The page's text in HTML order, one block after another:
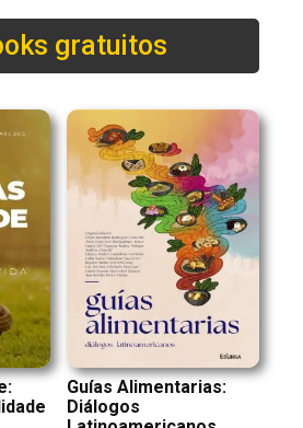
gratuitos
Guías Alimentarias:
Diálogos